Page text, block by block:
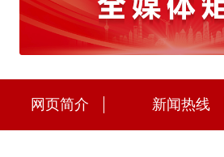
网页简介 新闻热线